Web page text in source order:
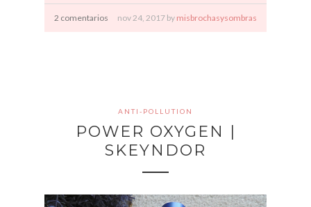
2 comentarios nov 24, 2017 by misbrochasysombras
ANTI-POLLUTION
POWER OXYGEN |
SKEYNDOR